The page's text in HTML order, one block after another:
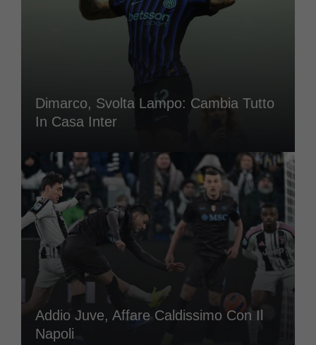
Dimarco, Svolta Lampo: Cambia Tutto
In Casa Inter
Addio Juve, Affare Caldissimo Con Il
Napoli